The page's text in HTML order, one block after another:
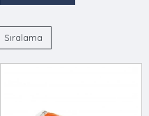
Sıralama